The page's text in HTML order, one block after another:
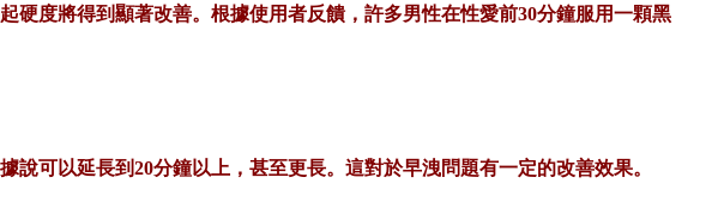
硬度將得到顯著改善。根據使用者反饋，許多男性在性愛前30分鐘服用一顆黑
說可以延長到20分鐘以上，甚至更長。這對於早洩問題有一定的改善效果。